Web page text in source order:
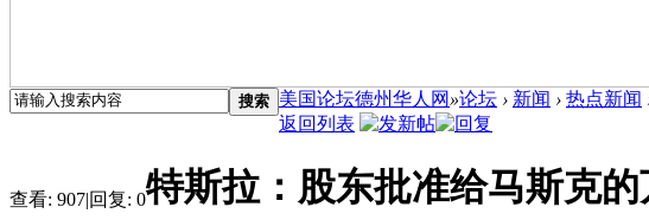
搜索 美国论坛德州华人网 »论坛 › 新闻 › 热点新闻
返回列表
查看: 907|回复: 0特斯拉：股东批准给马斯克的